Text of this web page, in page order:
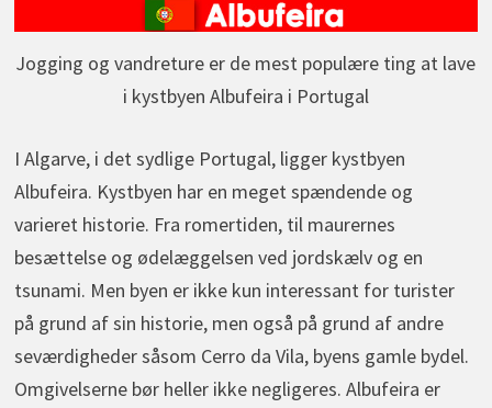
Jogging og vandreture er de mest populære ting at lave
i kystbyen Albufeira i Portugal
I Algarve, i det sydlige Portugal, ligger kystbyen
Albufeira. Kystbyen har en meget spændende og
varieret historie. Fra romertiden, til maurernes
besættelse og ødelæggelsen ved jordskælv og en
tsunami. Men byen er ikke kun interessant for turister
på grund af sin historie, men også på grund af andre
seværdigheder såsom Cerro da Vila, byens gamle bydel.
Omgivelserne bør heller ikke negligeres. Albufeira er